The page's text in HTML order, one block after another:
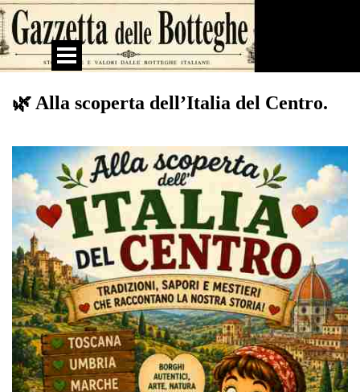
Vai ai contenuti
Salta menù
🌿 Alla scoperta dell’Italia del Centro.